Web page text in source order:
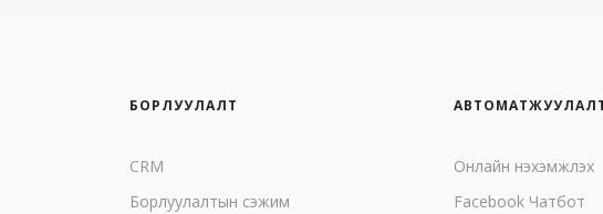
БОРЛУУЛАЛТ
CRM
Борлуулалтын сэжим
Онлайн нэхэмжлэх
Facebook Чатбот